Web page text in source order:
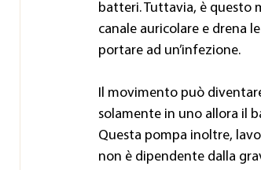
batteri. Tuttavia, è questo
canale auricolare e drena
portare ad un’infezione.
Il movimento può
solamente in uno allora il
Questa pompa inoltre,
non è dipendente dalla